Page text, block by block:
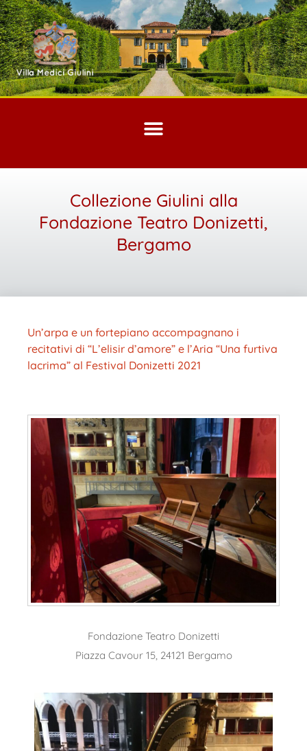
Collezione Giulini alla
Fondazione Teatro Donizetti,
Bergamo
Un’arpa e un fortepiano accompagnano i
recitativi di “L’elisir d’amore” e l’Aria “Una furtiva
lacrima” al Festival Donizetti 2021
Fondazione Teatro Donizetti
Piazza Cavour 15, 24121 Bergamo